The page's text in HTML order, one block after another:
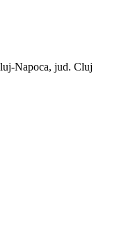
Napoca, jud. Cluj